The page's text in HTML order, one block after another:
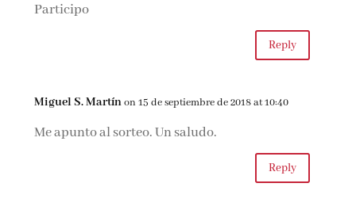
Participo
Reply
Miguel S. Martínon 15 de septiembre de 2018 at 10:40
Me apunto al sorteo. Un saludo.
Reply